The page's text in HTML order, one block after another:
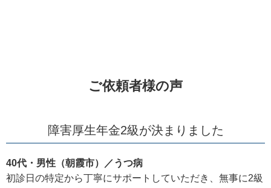
ご依頼者様の声
障害厚生年金2級が決まりました
40代・男性（朝霞市）／うつ病
初診日の特定から丁寧にサポートしていただき、 無事に2級